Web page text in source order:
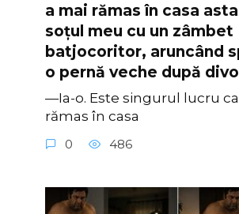
a mai rămas în casa
soțul meu cu un zâmbet
batjocoritor, aruncând
o pernă veche după
—Ia-o. Este singurul lucru
rămas în casa
0 486